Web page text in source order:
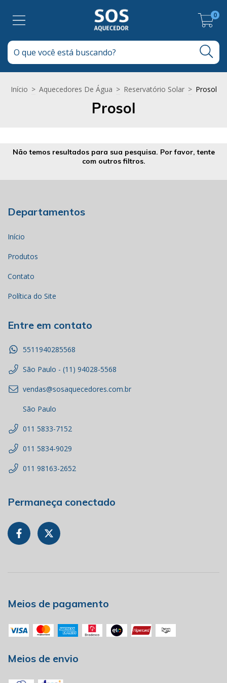
0
Início > Aquecedores De Água > Reservatório Solar > Prosol
Prosol
Não temos resultados para sua pesquisa. Por favor, tente
com outros filtros.
Departamentos
Início
Produtos
Contato
Política do Site
Entre em contato
5511940285568
São Paulo - (11) 94028-5568
vendas@sosaquecedores.com.br
São Paulo
011 5833-7152
011 5834-9029
011 98163-2652
Permaneça conectado
Meios de pagamento
Meios de envio